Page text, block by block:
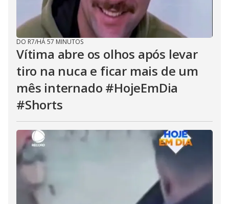
DO R7/HÁ 57 MINUTOS
Vítima abre os olhos após levar
tiro na nuca e ficar mais de um
mês internado #HojeEmDia
#Shorts